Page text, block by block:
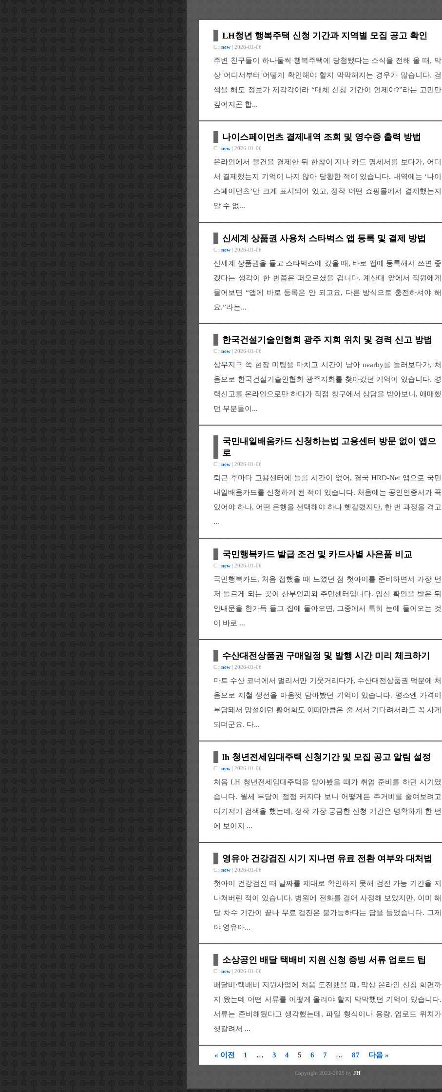
LH청년 행복주택 신청 기간과 지역별 모집 공고 확인
C : new | 2026-01-06
주변 친구들이 하나둘씩 행복주택에 당첨됐다는 소식을 전해 올 때, 막
상 어디서부터 어떻게 확인해야 할지 막막해지는 경우가 많습니다. 검
색을 해도 정보가 제각각이라 “대체 신청 기간이 언제야?”라는 고민만
깊어지곤 합...
나이스페이먼츠 결제내역 조회 및 영수증 출력 방법
C : new | 2026-01-06
온라인에서 물건을 결제한 뒤 한참이 지나 카드 명세서를 보다가, 어디
서 결제했는지 기억이 나지 않아 당황한 적이 있습니다. 내역에는 ‘나이
스페이먼츠’만 크게 표시되어 있고, 정작 어떤 쇼핑몰에서 결제했는지
알 수 없...
신세계 상품권 사용처 스타벅스 앱 등록 및 결제 방법
C : new | 2026-01-06
신세계 상품권을 들고 스타벅스에 갔을 때, 바로 앱에 등록해서 쓰면 좋
겠다는 생각이 한 번쯤은 떠오르셨을 겁니다. 계산대 앞에서 직원에게
물어보면 “앱에 바로 등록은 안 되고요, 다른 방식으로 충전하셔야 해
요.”라는...
한국건설기술인협회 광주 지회 위치 및 경력 신고 방법
C : new | 2026-01-06
상무지구 쪽 현장 미팅을 마치고 시간이 남아 nearby를 둘러보다가, 처
음으로 한국건설기술인협회 광주지회를 찾아갔던 기억이 있습니다. 경
력신고를 온라인으로만 하다가 직접 창구에서 상담을 받아보니, 애매했
던 부분들이...
국민내일배움카드 신청하는법 고용센터 방문 없이 앱으
로
C : new | 2026-01-06
퇴근 후마다 고용센터에 들를 시간이 없어, 결국 HRD-Net 앱으로 국민
내일배움카드를 신청하게 된 적이 있습니다. 처음에는 공인인증서가 꼭
있어야 하나, 어떤 은행을 선택해야 하나 헷갈렸지만, 한 번 과정을 겪고
...
국민행복카드 발급 조건 및 카드사별 사은품 비교
C : new | 2026-01-06
국민행복카드, 처음 접했을 때 느꼈던 점 첫아이를 준비하면서 가장 먼
저 들르게 되는 곳이 산부인과와 주민센터입니다. 임신 확인을 받은 뒤
안내문을 한가득 들고 집에 돌아오면, 그중에서 특히 눈에 들어오는 것
이 바로 ...
수산대전상품권 구매일정 및 발행 시간 미리 체크하기
C : new | 2026-01-06
마트 수산 코너에서 멀리서만 기웃거리다가, 수산대전상품권 덕분에 처
음으로 제철 생선을 마음껏 담아봤던 기억이 있습니다. 평소엔 가격이
부담돼서 망설이던 활어회도 이때만큼은 줄 서서 기다려서라도 꼭 사게
되더군요. 다...
lh 청년전세임대주택 신청기간 및 모집 공고 알림 설정
C : new | 2026-01-06
처음 LH 청년전세임대주택을 알아봤을 때가 취업 준비를 하던 시기였
습니다. 월세 부담이 점점 커지다 보니 어떻게든 주거비를 줄여보려고
여기저기 검색을 했는데, 정작 가장 궁금한 신청 기간은 명확하게 한 번
에 보이지 ...
영유아 건강검진 시기 지나면 유료 전환 여부와 대처법
C : new | 2026-01-06
첫아이 건강검진 때 날짜를 제대로 확인하지 못해 검진 가능 기간을 지
나쳐버린 적이 있습니다. 병원에 전화를 걸어 사정해 보았지만, 이미 해
당 차수 기간이 끝나 무료 검진은 불가능하다는 답을 들었습니다. 그제
야 영유아...
소상공인 배달 택배비 지원 신청 증빙 서류 업로드 팁
C : new | 2026-01-06
배달비·택배비 지원사업에 처음 도전했을 때, 막상 온라인 신청 화면까
지 왔는데 어떤 서류를 어떻게 올려야 할지 막막했던 기억이 있습니다.
서류는 준비해뒀다고 생각했는데, 파일 형식이나 용량, 업로드 위치가
헷갈려서 ...
« 이전 1 … 3 4 5 6 7 … 87 다음 »
Copyright 2022-2025 by JH